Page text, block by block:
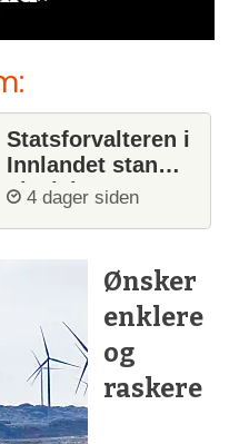
Statsforvalteren i
Innlandet stanser
ulvejakt
4 dager siden
Ønsker
enklere
og
raskere